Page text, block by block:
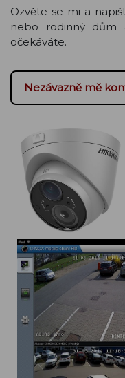
Ozvěte se mi a
nebo rodinný dům
očekáváte.
Nezávazně mě